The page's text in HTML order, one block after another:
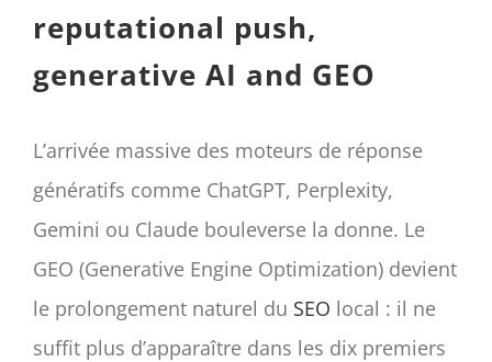
reputational push,
generative AI and GEO
L’arrivée massive des moteurs de réponse
génératifs comme ChatGPT, Perplexity,
Gemini ou Claude bouleverse la donne. Le
GEO (Generative Engine Optimization) devient
le prolongement naturel du SEO local : il ne
suffit plus d’apparaître dans les dix premiers